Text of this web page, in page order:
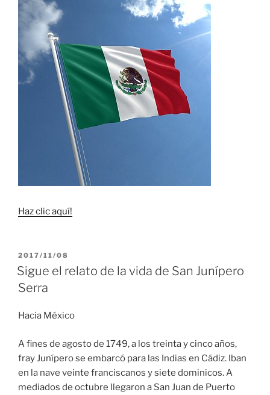
Haz clic aquí!
PUBLICADO
EL
2017/11/08
Sigue el relato de la vida de San Junípero
Serra
Hacia México
A fines de agosto de 1749, a los treinta y cinco años,
fray Junípero se embarcó para las Indias en Cádiz. Iban
en la nave veinte franciscanos y siete dominicos. A
mediados de octubre llegaron a San Juan de Puerto